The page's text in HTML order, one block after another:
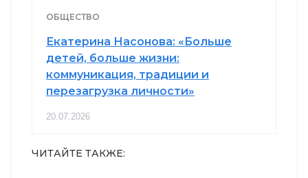
ОБЩЕСТВО
Екатерина Насонова: «Больше
детей, больше жизни:
коммуникация, традиции и
перезагрузка личности»
20.07.2026
ЧИТАЙТЕ ТАКЖЕ: